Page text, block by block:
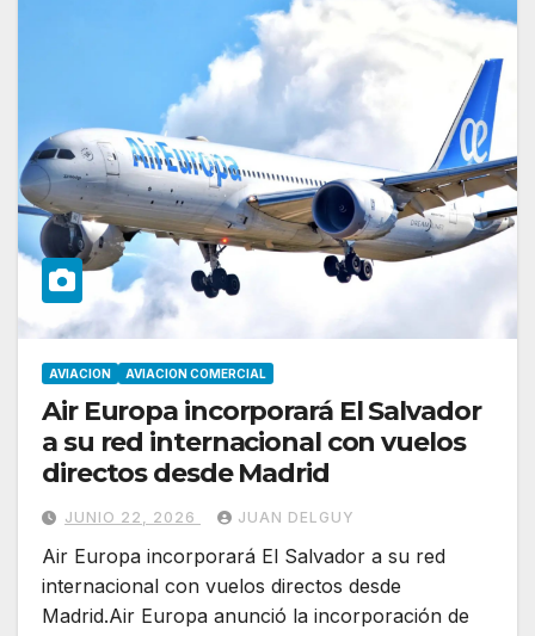
AVIACION AVIACION COMERCIAL
Air Europa incorporará El Salvador
a su red internacional con vuelos
directos desde Madrid
JUNIO 22, 2026 JUAN DELGUY
Air Europa incorporará El Salvador a su red
internacional con vuelos directos desde
Madrid.Air Europa anunció la incorporación de